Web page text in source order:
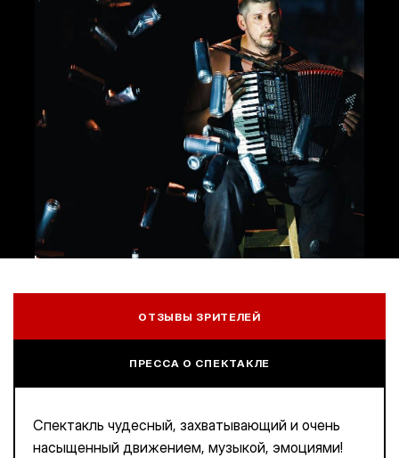
ОТЗЫВЫ ЗРИТЕЛЕЙ
ПРЕССА О СПЕКТАКЛЕ
Спектакль чудесный, захватывающий и очень
насыщенный движением, музыкой, эмоциями!